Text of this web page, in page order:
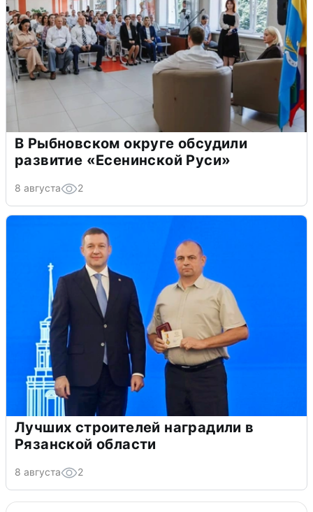
В Рыбновском округе обсудили
развитие «Есенинской Руси»
8 августа 2
Лучших строителей наградили в
Рязанской области
8 августа 2